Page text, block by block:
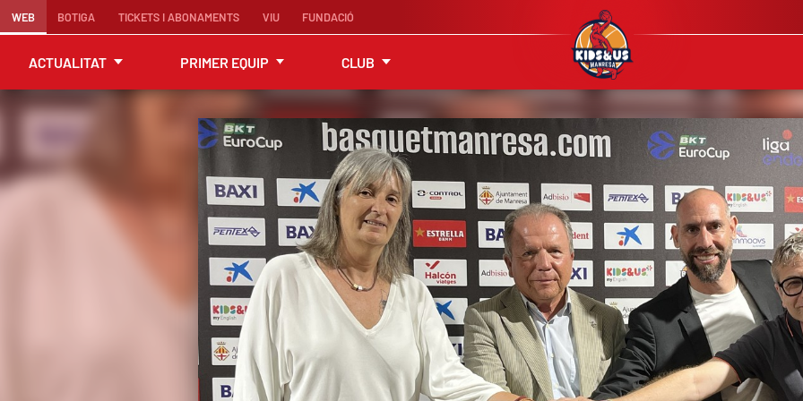
WEB BOTIGA TICKETS I ABONAMENTS VIU FUNDACIÓ
ACTUALITAT PRIMER EQUIP CLUB